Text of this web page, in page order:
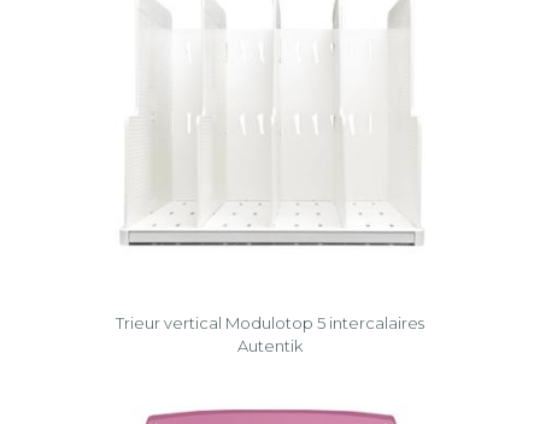
Trieur vertical Modulotop 5 intercalaires
Autentik